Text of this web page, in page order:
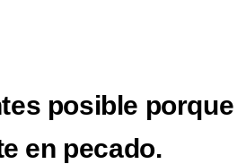
posible porque
en pecado.